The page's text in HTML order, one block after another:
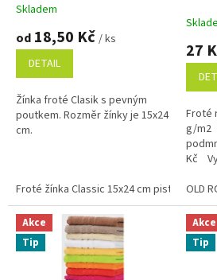
Průměrné
produktu
5,0
5
hvězdiček.
Skladem
od 18,50 Kč / ks
DETAIL
Žínka froté Clasik s pevným
poutkem. Rozměr žínky je 15x24
cm.
Froté žínka Classic 15x24 cm pistáciová
27
Froté
g/m2
Kč
OLD
Akce
Tip
Akce
Tip